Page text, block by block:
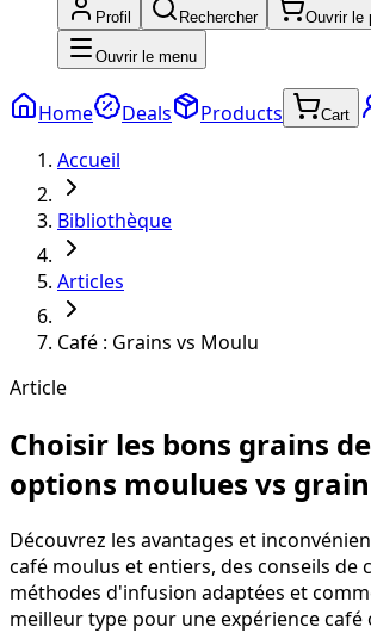
Profil Rechercher Ouvrir le
Ouvrir le menu
Home Deals Products Cart
Accueil
Bibliothèque
Articles
Café : Grains vs Moulu
Article
Choisir les bons grains
options moulues vs
Découvrez les avantages et
café moulus et entiers, des conseils de
méthodes d'infusion adaptées et
meilleur type pour une expérience café